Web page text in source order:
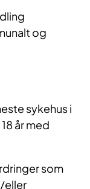
og
sykehus i
år med
som
eller